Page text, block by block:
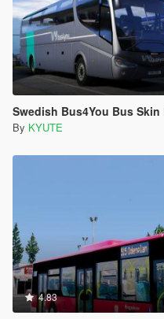
Swedish Bus4You Bus Skin
By KYUTE
4.83